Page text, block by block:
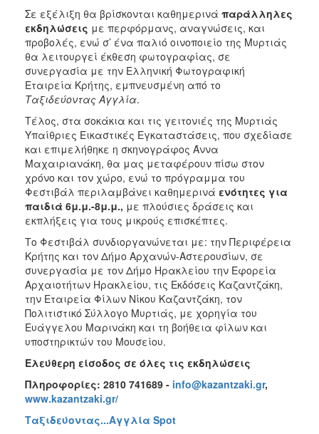
Σε εξέλιξη θα βρίσκονται καθημερινά παράλληλες
εκδηλώσεις με περφόρμανς, αναγνώσεις, και
προβολές, ενώ σ’ ένα παλιό οινοποιείο της Μυρτιάς
θα λειτουργεί έκθεση φωτογραφίας, σε
συνεργασία με την Ελληνική Φωτογραφική
Εταιρεία Κρήτης, εμπνευσμένη από το
Ταξιδεύοντας Αγγλία.
Τέλος, στα σοκάκια και τις γειτονιές της Μυρτιάς
Υπαίθριες Εικαστικές Εγκαταστάσεις, που σχεδίασε
και επιμελήθηκε η σκηνογράφος Άννα
Μαχαιριανάκη, θα μας μεταφέρουν πίσω στον
χρόνο και τον χώρο, ενώ το πρόγραμμα του
Φεστιβάλ περιλαμβάνει καθημερινά ενότητες για
παιδιά 6μ.μ.-8μ.μ., με πλούσιες δράσεις και
εκπλήξεις για τους μικρούς επισκέπτες.
Το Φεστιβάλ συνδιοργανώνεται με: την Περιφέρεια
Κρήτης και τον Δήμο Αρχανών-Αστερουσίων, σε
συνεργασία με τον Δήμο Ηρακλείου την Εφορεία
Αρχαιοτήτων Ηρακλείου, τις Εκδόσεις Καζαντζάκη,
την Εταιρεία Φίλων Νίκου Καζαντζάκη, τον
Πολιτιστικό Σύλλογο Μυρτιάς, με χορηγία του
Ευάγγελου Μαρινάκη και τη βοήθεια φίλων και
υποστηρικτών του Μουσείου.
Ελεύθερη είσοδος σε όλες τις εκδηλώσεις
Πληροφορίες: 2810 741689 - info@kazantzaki.gr,
www.kazantzaki.gr/
Ταξιδεύοντας...Αγγλία Spot